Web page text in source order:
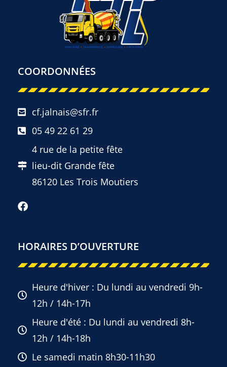
COORDONNÉES
cf.jalnais@sfr.fr
05 49 22 61 29
4 rue de la petite fête
lieu-dit Grande fête
86120 Les Trois Moutiers
HORAIRES D’OUVERTURE
Heure d'hiver : Du lundi au vendredi 9h-
12h / 14h-17h
Heure d'été : Du lundi au vendredi 8h-
12h / 14h-18h
Le samedi matin 8h30-11h30